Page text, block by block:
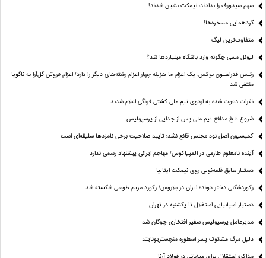
سهم سیدورف را ندادند، نیمکت نشین شدند!
گردهمایی مسخره‌ها!
متفاوت‌ترین لیگ
لیونل مسی چگونه وارد باشگاه میلیاردها شد؟
رئیس فدراسیون بوکس: یک اعزام ما هزینه چهار اعزام رشته‌های دیگر را دارد/ اعزام فروتن گل‌آرا به ناگویا
منتفی شد
نفرات دعوت شده به اردوی تیم ملی کشتی فرنگی اعلام شدند
شروع تلخ مدافع تیم ملی پس از جدایی از پرسپولیس
کمیسیون اصل نود مجلس قانع نشد؛ تایید صلاحیت برخی نامزدها سلیقه‌ای است
آینده نامعلوم طارمی در المپیاکوس/ مهاجم ایرانی پیشنهاد رسمی ندارد
دستیار سابق قلعه‌نویی روی نیمکت ایتالیا
رکوردشکنی دختر دونده ایران در بلاروس/ رکورد مریم طوسی شکسته شد
دستیار اسپانیایی استقلال تا یکشنبه در تهران
مدیرعامل پرسپولیس سفیر افتخاری چوگان شد
دلیل مرگ مشکوک پسر اسطوره منچستریونایتد